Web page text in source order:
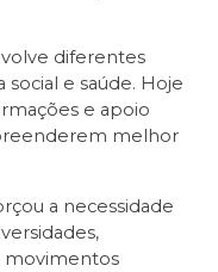
diferentes
social e saúde. Hoje
e apoio
melhor
a necessidade
movimentos